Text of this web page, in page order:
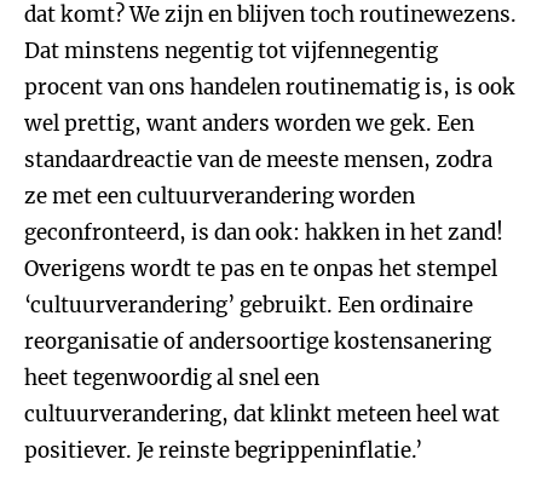
dat komt? We zijn en blijven toch routinewezens.
Dat minstens negentig tot vijfennegentig
procent van ons handelen routinematig is, is ook
wel prettig, want anders worden we gek. Een
standaardreactie van de meeste mensen, zodra
ze met een cultuurverandering worden
geconfronteerd, is dan ook: hakken in het zand!
Overigens wordt te pas en te onpas het stempel
‘cultuurverandering’ gebruikt. Een ordinaire
reorganisatie of andersoortige kostensanering
heet tegenwoordig al snel een
cultuurverandering, dat klinkt meteen heel wat
positiever. Je reinste begrippeninflatie.’